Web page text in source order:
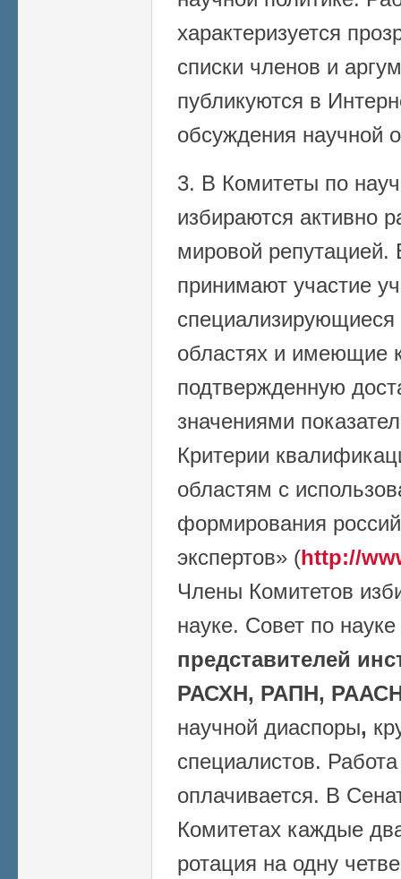
характеризуется
списки членов и
публикуются в
обсуждения научной
3. В Комитеты по
избираются активно
мировой репутацией.
принимают участие
специализирующиеся
областях и имеющие
подтвержденную
значениями
Критерии
областям с
формирования
экспертов» (http://
Члены Комитетов
науке. Совет по
представителей
РАСХН, РАПН,
научной диаспоры,
специалистов.
оплачивается. В
Комитетах каждые
ротация на одну